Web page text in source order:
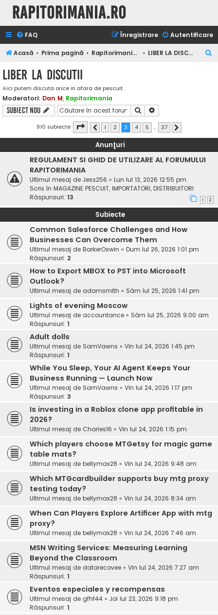
Rapitorimania.ro
FAQ Autentificare
Înregistrare
Acasă Prima pagină Rapitorimania.ro LIBER LA DISCUTII
LIBER LA DISCUTII
Aici putem discuta orice in afara de pescuit.
Moderatori: Dan M, Rapitorimania
Subiect nou Căutare
910 subiecte Pagina din 37
Anterior
1 2 3 4 5 … 37
Anunţuri
REGULAMENT SI GHID DE UTILIZARE AL FORUMULUI
RAPITORIMANIA
Ultimul mesaj de Jess256 « Lun Iul 13, 2026 12:55 pm
Scris în MAGAZINE PESCUIT, IMPORTATORI, DISTRIBUITORI
Răspunsuri: 13 1 2
Subiecte
Common Salesforce Challenges and How
Businesses Can Overcome Them
Ultimul mesaj de BarkerOswin « Dum Iul 26, 2026 1:01 pm
Răspunsuri: 2
How to Export MBOX to PST into Microsoft
Outlook?
Ultimul mesaj de adamsmith « Sâm Iul 25, 2026 1:41 pm
Lights of evening Moscow
Ultimul mesaj de accountance « Sâm Iul 25, 2026 9:00 am
Răspunsuri: 1
Adult dolls
Ultimul mesaj de SamVawns « Vin Iul 24, 2026 1:45 pm
Răspunsuri: 1
While You Sleep, Your AI Agent Keeps Your
Business Running — Launch Now
Ultimul mesaj de SamVawns « Vin Iul 24, 2026 1:17 pm
Răspunsuri: 3
Is investing in a Roblox clone app profitable in
2026?
Ultimul mesaj de Charles16 « Vin Iul 24, 2026 1:15 pm
Which players choose MTGetsy for magic game
table mats?
Ultimul mesaj de bellymax28 « Vin Iul 24, 2026 9:48 am
Which MTGcardbuilder supports buy mtg proxy
testing today?
Ultimul mesaj de bellymax28 « Vin Iul 24, 2026 8:34 am
When Can Players Explore Artificer App with mtg
proxy?
Ultimul mesaj de bellymax28 « Vin Iul 24, 2026 7:46 am
MSN Writing Services: Measuring Learning
Beyond the Classroom
Ultimul mesaj de datarecovee « Vin Iul 24, 2026 7:27 am
Răspunsuri: 1
Eventos especiales y recompensas
Ultimul mesaj de gfhf44 « Joi Iul 23, 2026 9:18 pm
Răspunsuri: 1